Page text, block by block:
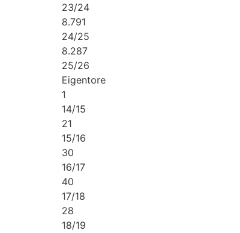
23/24
8.791
24/25
8.287
25/26
Eigentore
1
14/15
21
15/16
30
16/17
40
17/18
28
18/19